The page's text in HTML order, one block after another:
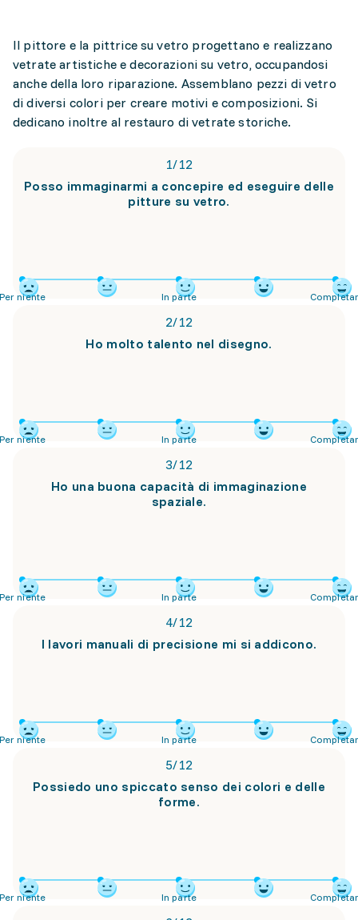
Il pittore e la pittrice su vetro progettano e realizzano
vetrate artistiche e decorazioni su vetro, occupandosi
anche della loro riparazione. Assemblano pezzi di vetro
di diversi colori per creare motivi e composizioni. Si
dedicano inoltre al restauro di vetrate storiche.
1/12
Posso immaginarmi a concepire ed eseguire delle
pitture su vetro.
niente In parte
2/12
Ho molto talento nel disegno.
niente In parte
3/12
Ho una buona capacità di immaginazione
spaziale.
niente In parte
4/12
I lavori manuali di precisione mi si addicono.
niente In parte
5/12
Possiedo uno spiccato senso dei colori e delle
forme.
niente In parte